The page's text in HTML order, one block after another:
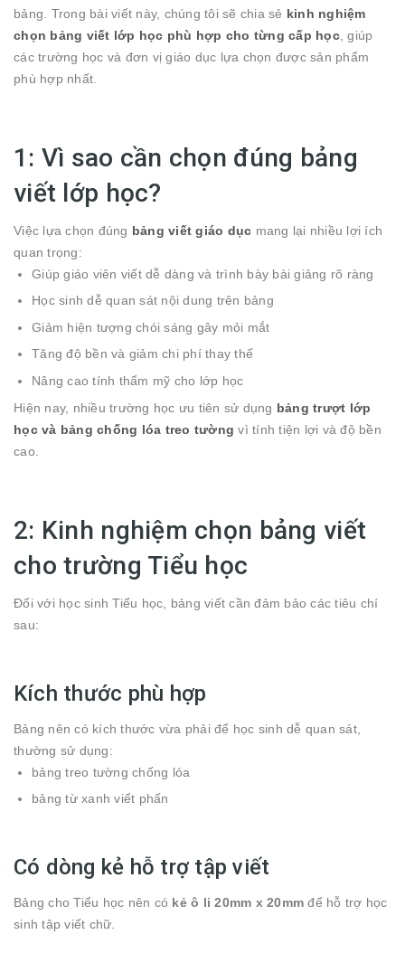
bảng. Trong bài viết này, chúng tôi sẽ chia sẻ kinh nghiệm
chọn bảng viết lớp học phù hợp cho từng cấp học, giúp
các trường học và đơn vị giáo dục lựa chọn được sản phẩm
phù hợp nhất.
1: Vì sao cần chọn đúng bảng
viết lớp học?
Việc lựa chọn đúng bảng viết giáo dục mang lại nhiều lợi ích
quan trọng:
Giúp giáo viên viết dễ dàng và trình bày bài giảng rõ ràng
Học sinh dễ quan sát nội dung trên bảng
Giảm hiện tượng chói sáng gây mỏi mắt
Tăng độ bền và giảm chi phí thay thế
Nâng cao tính thẩm mỹ cho lớp học
Hiện nay, nhiều trường học ưu tiên sử dụng bảng trượt lớp
học và bảng chống lóa treo tường vì tính tiện lợi và độ bền
cao.
2: Kinh nghiệm chọn bảng viết
cho trường Tiểu học
Đối với học sinh Tiểu học, bảng viết cần đảm bảo các tiêu chí
sau:
Kích thước phù hợp
Bảng nên có kích thước vừa phải để học sinh dễ quan sát,
thường sử dụng:
bảng treo tường chống lóa
bảng từ xanh viết phấn
Có dòng kẻ hỗ trợ tập viết
Bảng cho Tiểu học nên có kẻ ô li 20mm x 20mm để hỗ trợ học
sinh tập viết chữ.